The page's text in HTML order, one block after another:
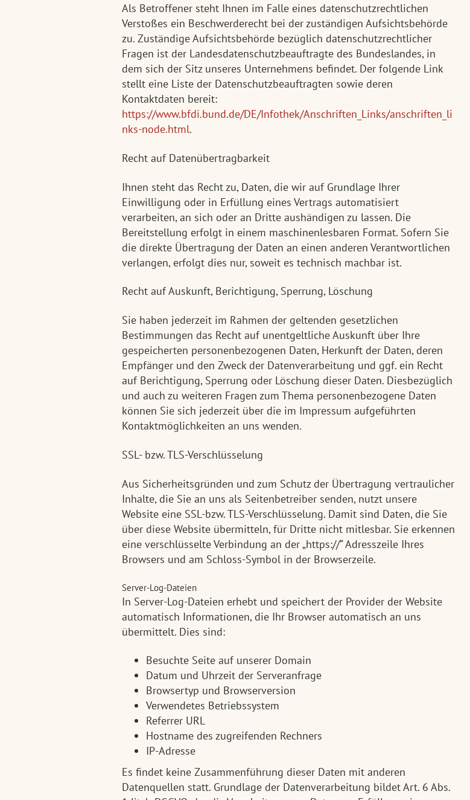
Als Betroffener steht Ihnen im Falle eines datenschutzrechtlichen
Verstoßes ein Beschwerderecht bei der zuständigen Aufsichtsbehörde
zu. Zuständige Aufsichtsbehörde bezüglich datenschutzrechtlicher
Fragen ist der Landesdatenschutzbeauftragte des Bundeslandes, in
dem sich der Sitz unseres Unternehmens befindet. Der folgende Link
stellt eine Liste der Datenschutzbeauftragten sowie deren
Kontaktdaten bereit:
https://www.bfdi.bund.de/DE/Infothek/Anschriften_Links/anschriften_li
nks-node.html.
Recht auf Datenübertragbarkeit
Ihnen steht das Recht zu, Daten, die wir auf Grundlage Ihrer
Einwilligung oder in Erfüllung eines Vertrags automatisiert
verarbeiten, an sich oder an Dritte aushändigen zu lassen. Die
Bereitstellung erfolgt in einem maschinenlesbaren Format. Sofern Sie
die direkte Übertragung der Daten an einen anderen Verantwortlichen
verlangen, erfolgt dies nur, soweit es technisch machbar ist.
Recht auf Auskunft, Berichtigung, Sperrung, Löschung
Sie haben jederzeit im Rahmen der geltenden gesetzlichen
Bestimmungen das Recht auf unentgeltliche Auskunft über Ihre
gespeicherten personenbezogenen Daten, Herkunft der Daten, deren
Empfänger und den Zweck der Datenverarbeitung und ggf. ein Recht
auf Berichtigung, Sperrung oder Löschung dieser Daten. Diesbezüglich
und auch zu weiteren Fragen zum Thema personenbezogene Daten
können Sie sich jederzeit über die im Impressum aufgeführten
Kontaktmöglichkeiten an uns wenden.
SSL- bzw. TLS-Verschlüsselung
Aus Sicherheitsgründen und zum Schutz der Übertragung vertraulicher
Inhalte, die Sie an uns als Seitenbetreiber senden, nutzt unsere
Website eine SSL-bzw. TLS-Verschlüsselung. Damit sind Daten, die Sie
über diese Website übermitteln, für Dritte nicht mitlesbar. Sie erkennen
eine verschlüsselte Verbindung an der „https://“ Adresszeile Ihres
Browsers und am Schloss-Symbol in der Browserzeile.
Server-Log-Dateien
In Server-Log-Dateien erhebt und speichert der Provider der Website
automatisch Informationen, die Ihr Browser automatisch an uns
übermittelt. Dies sind:
Besuchte Seite auf unserer Domain
Datum und Uhrzeit der Serveranfrage
Browsertyp und Browserversion
Verwendetes Betriebssystem
Referrer URL
Hostname des zugreifenden Rechners
IP-Adresse
Es findet keine Zusammenführung dieser Daten mit anderen
Datenquellen statt. Grundlage der Datenverarbeitung bildet Art. 6 Abs.